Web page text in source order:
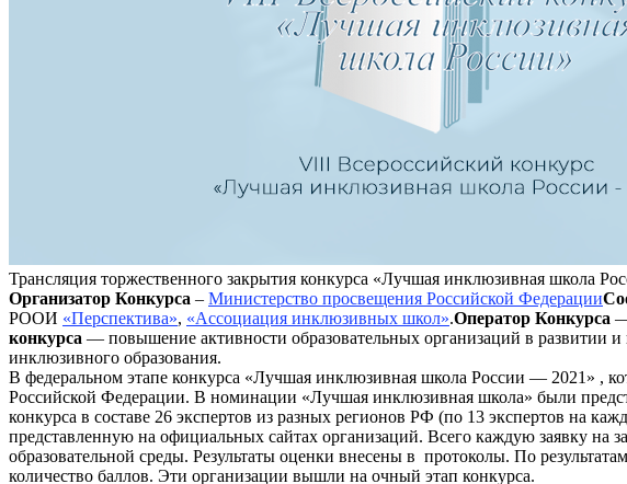
Трансляция торжественного закрытия конкурса «Лучшая инклюзивная школа
Организатор Конкурса – Министерство просвещения Российской Федерации
РООИ «Перспектива», «Ассоциация инклюзивных школ».Оператор Конкурса —
конкурса — повышение активности образовательных организаций в развитии
инклюзивного образования.
В федеральном этапе конкурса «Лучшая инклюзивная школа России — 2021» ,
Российской Федерации. В номинации «Лучшая инклюзивная школа» были
конкурса в составе 26 экспертов из разных регионов РФ (по 13 экспертов на
представленную на официальных сайтах организаций. Всего каждую заявку
образовательной среды. Результаты оценки внесены в протоколы. По
количество баллов. Эти организации вышли на очный этап конкурса.